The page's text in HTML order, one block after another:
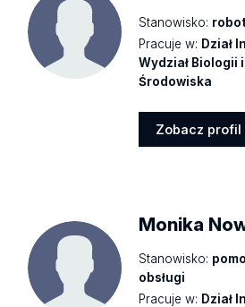
Stanowisko:
Pracuje w: Dział
Wydział Biologii
Środowiska
Zobacz profil
Monika
Stanowisko:
obsługi
Pracuje w: Dział